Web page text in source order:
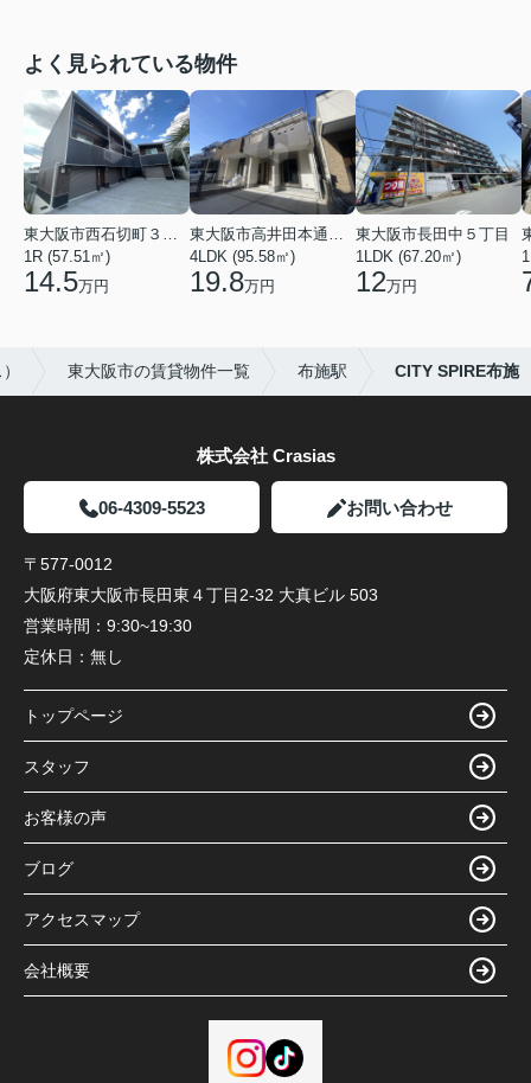
よく見られている物件
東大阪市西石切町３丁目
1R (57.51㎡)
14.5万円
東大阪市高井田本通２丁目
4LDK (95.58㎡)
19.8万円
東大阪市長田中５丁目
1LDK (67.20㎡)
12万円
東大阪市の賃貸物件一覧 布施駅 CITY SPIRE布施
株式会社 Crasias
06-4309-5523 お問い合わせ
〒577-0012
大阪府東大阪市長田東４丁目2-32 大真ビル 503
営業時間： 9:30~19:30
定休日： 無し
トップページ
スタッフ
お客様の声
ブログ
アクセスマップ
会社概要